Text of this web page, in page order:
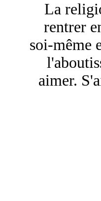
La
rentrer
soi-même
aimer.